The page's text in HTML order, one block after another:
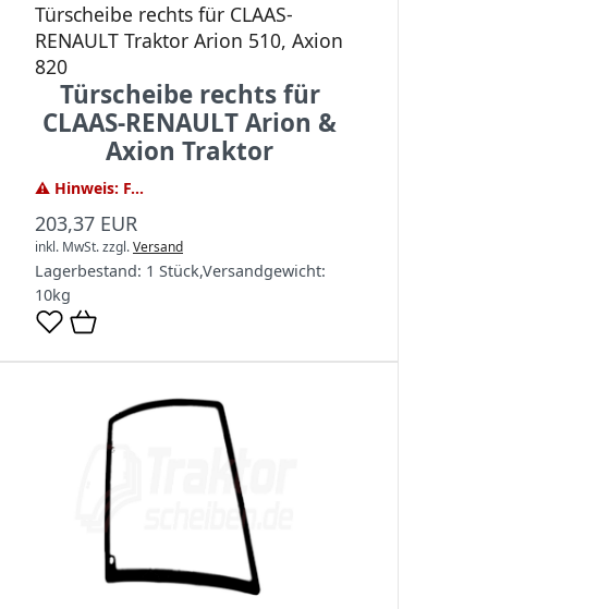
Türscheibe rechts für CLAAS-
RENAULT Traktor Arion 510, Axion
820
Türscheibe rechts für
CLAAS-RENAULT Arion &
Axion Traktor
⚠️ Hinweis: F...
203,37 EUR
inkl. MwSt.zzgl.Versand
Lagerbestand: 1 Stück,Versandgewicht:
10kg